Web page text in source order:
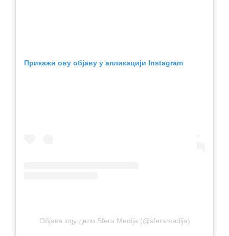
Прикажи ову објаву у апликацији Instagram
Објава коју дели Sfera Medija (@sferamedija)